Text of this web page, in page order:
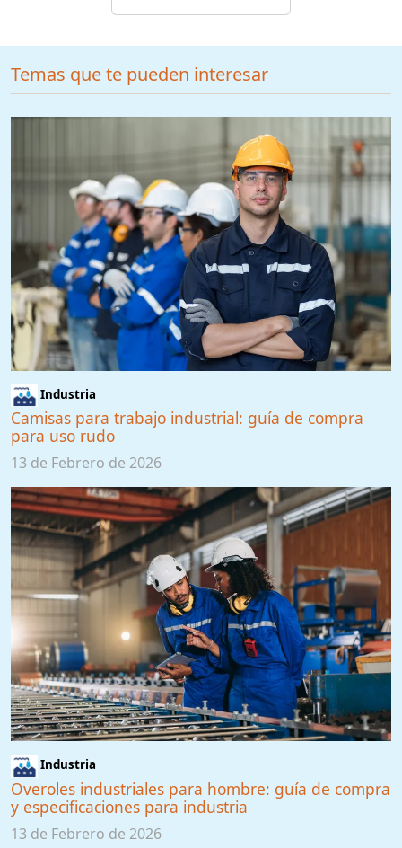
Temas que te pueden interesar
Industria
Camisas para trabajo industrial: guía de compra
para uso rudo
13 de Febrero de 2026
Industria
Overoles industriales para hombre: guía de compra
y especificaciones para industria
13 de Febrero de 2026